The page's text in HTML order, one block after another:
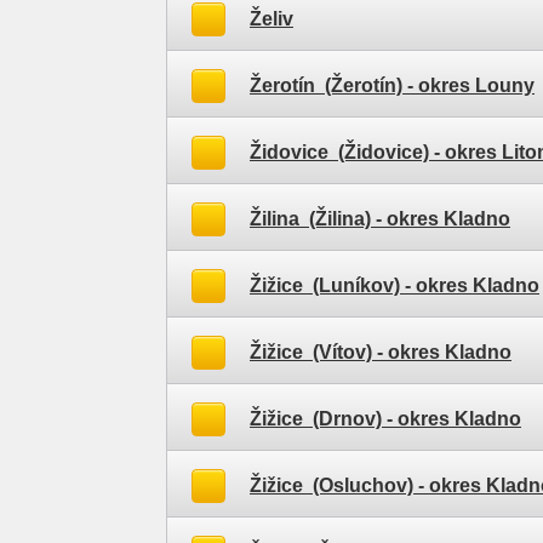
Želiv
Žerotín (Žerotín) - okres Louny
Židovice (Židovice) - okres
Žilina (Žilina) - okres Kladno
Žižice (Luníkov) - okres Kladno
Žižice (Vítov) - okres Kladno
Žižice (Drnov) - okres Kladno
Žižice (Osluchov) - okres